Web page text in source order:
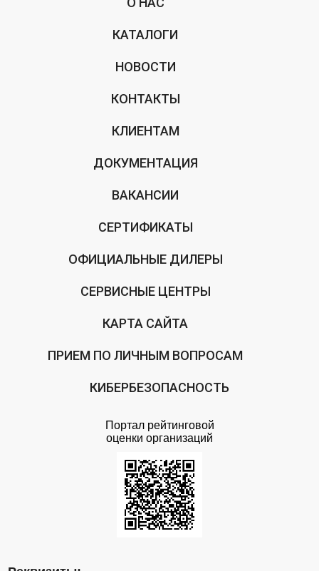
КАТАЛОГИ
НОВОСТИ
КОНТАКТЫ
КЛИЕНТАМ
ДОКУМЕНТАЦИЯ
ВАКАНСИИ
СЕРТИФИКАТЫ
ОФИЦИАЛЬНЫЕ ДИЛЕРЫ
СЕРВИСНЫЕ ЦЕНТРЫ
КАРТА САЙТА
ПРИЕМ ПО ЛИЧНЫМ ВОПРОСАМ
КИБЕРБЕЗОПАСНОСТЬ
Портал рейтинговой
оценки организаций